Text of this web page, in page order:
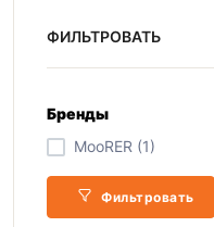
ФИЛЬТРОВАТЬ
Бренды
MooRER (1)
Фильтровать